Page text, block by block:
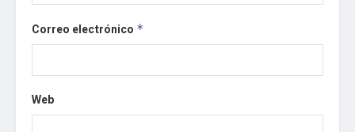
Correo electrónico *
Web